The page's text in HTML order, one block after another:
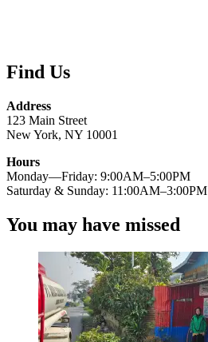
Find Us
Address
123 Main Street
New York, NY 10001
Hours
Monday—Friday: 9:00AM–5:00PM
Saturday & Sunday: 11:00AM–3:00PM
You may have missed